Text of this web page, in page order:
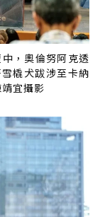
，奧倫努阿克透
橇犬跋涉至卡納
宜攝影